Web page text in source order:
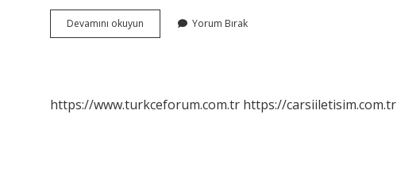
Devamını okuyun
Yenilenebilir
Yorum Bırak
https://www.turkceforum.com.tr https://carsiiletisim.com.tr